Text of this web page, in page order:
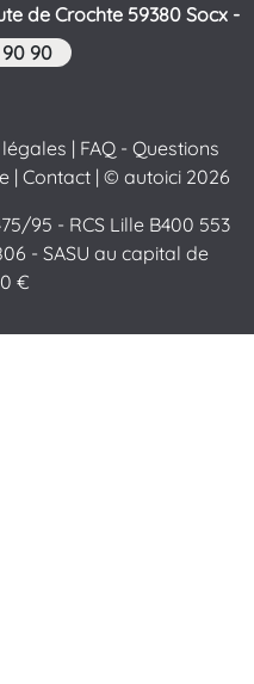
de Crochte 59380 Socx -
90
| FAQ - Questions
| Contact| © autoici 2026
95 - RCS Lille B400 553
- SASU au capital de
€